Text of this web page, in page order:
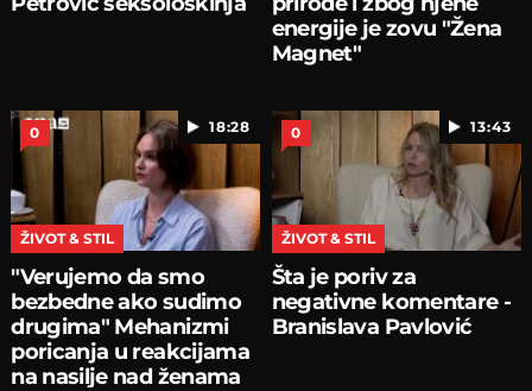
energije je zovu "Žena
Magnet"
18:28
0
ŽIVOT & STIL
"Verujemo da smo
bezbedne ako sudimo
drugima" Mehanizmi
poricanja u reakcijama
na nasilje nad ženama
13:43
0
ŽIVOT & STIL
Šta je poriv za
negativne komentare -
Branislava Pavlović